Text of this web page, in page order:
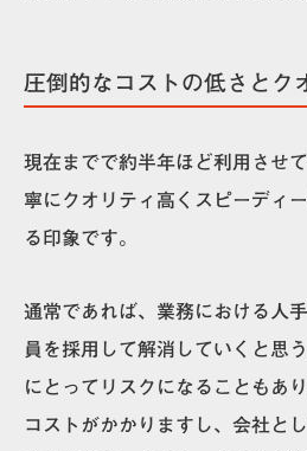
圧倒的なコストの低さとク
現在までで約半年ほど利用させ
寧にクオリティ高くスピーディ
る印象です。
通常であれば、業務における人
員を採用して解消していくと思う
にとってリスクになることもあ
コストがかかりますし、会社と